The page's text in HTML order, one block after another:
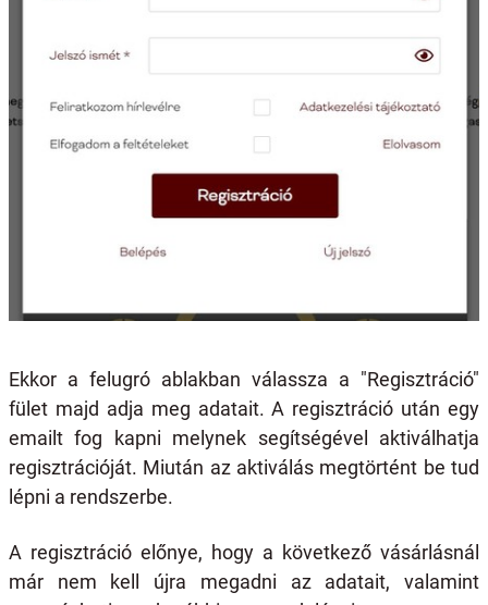
Ekkor a felugró ablakban válassza a "Regisztráció"
fület majd adja meg adatait. A regisztráció után egy
emailt fog kapni melynek segítségével aktiválhatja
regisztrációját. Miután az aktiválás megtörtént be tud
lépni a rendszerbe.
A regisztráció előnye, hogy a következő vásárlásnál
már nem kell újra megadni az adatait, valamint